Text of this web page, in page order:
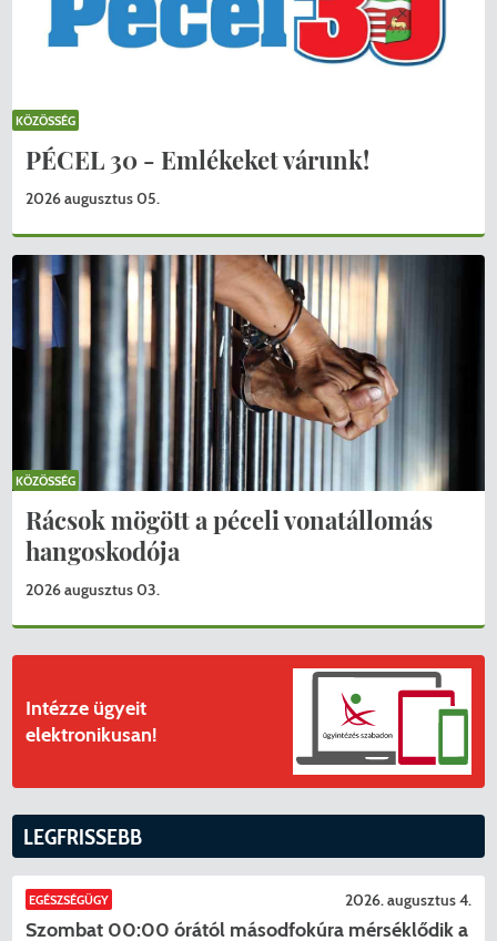
PÉCEL 30 - Emlékeket várunk!
2026 augusztus 05.
KÖZÖSSÉG
Rácsok mögött a péceli vonatállomás
hangoskodója
2026 augusztus 03.
KÖZÖSSÉG
Intézze ügyeit
elektronikusan!
LEGFRISSEBB
EGÉSZSÉGÜGY 2026. augusztus 4.
Szombat 00:00 órától másodfokúra mérséklődik a